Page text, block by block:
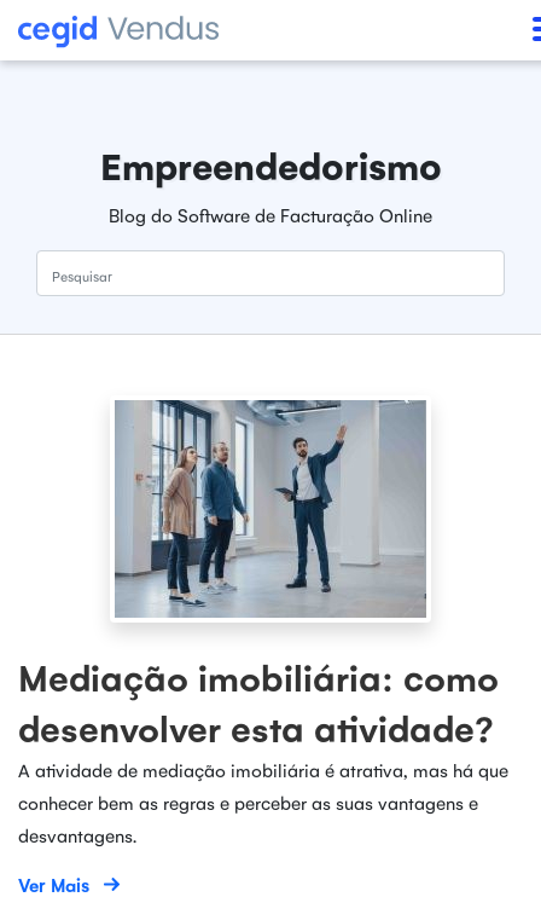
Empreendedorismo
Blog do Software de Facturação Online
Mediação imobiliária: como
desenvolver esta atividade?
A atividade de mediação imobiliária é atrativa, mas há que
conhecer bem as regras e perceber as suas vantagens e
desvantagens.
Ver Mais